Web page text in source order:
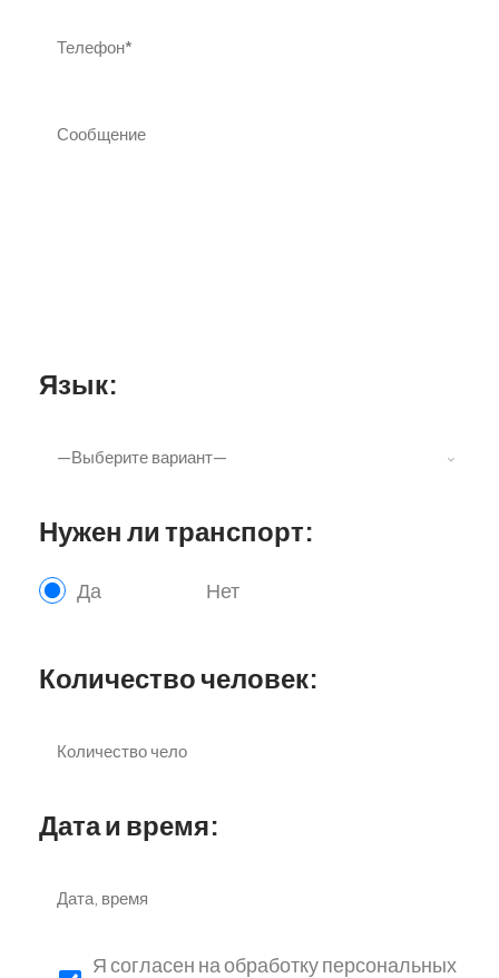
Язык:
Нужен ли транспорт:
Да Нет
Количество человек:
Дата и время:
Я согласен на обработку персональных